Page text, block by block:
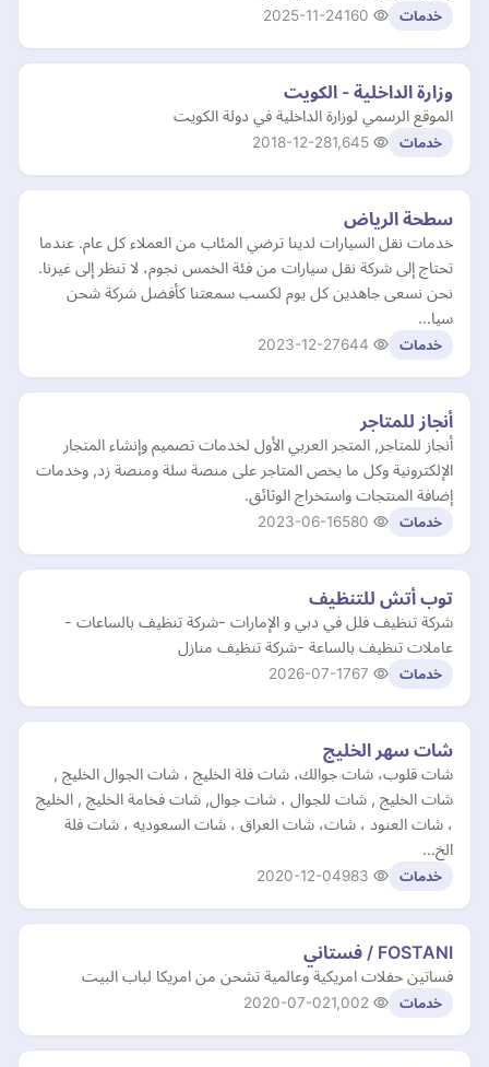
خدمات 2025-11-24
وزارة الداخلية - الكويت
الموقع الرسمي لوزارة الداخلية في دولة الكويت
خدمات 2018-12-28
سطحة الرياض
خدمات نقل السيارات لدينا ترضي المئاب من العملاء كل عام. عندما
تحتاج إلى شركة نقل سيارات من فئة الخمس نجوم، لا تنظر إلى غيرنا.
نحن نسعى جاهدين كل يوم لكسب سمعتنا كأفضل شركة شحن
سيا…
خدمات 2023-12-27
أنجاز للمتاجر
أنجاز للمتاجر, المتجر العربي الأول لخدمات تصميم وإنشاء المتجار
الإلكترونية وكل ما يخص المتاجر على منصة سلة ومنصة زد, وخدمات
إضافة المنتجات واستخراج الوثائق.
خدمات 2023-06-16
توب أتش للتنظيف
شركة تنظيف فلل في دبي و الإمارات -شركة تنظيف بالساعات -
عاملات تنظيف بالساعة -شركة تنظيف منازل
خدمات 2026-07-17
شات سهر الخليج
شات قلوب، شات جوالك، شات فلة الخليج ، شات الجوال الخليج ,
شات الخليج , شات للجوال ، شات جوال, شات فخامة الخليج , الخليج
، شات العنود ، شات، شات العراق ، شات السعوديه ، شات فلة
الخ…
خدمات 2020-12-04
FOSTANI / فستاني
فساتين حفلات امريكية وعالمية تشحن من امريكا لباب البيت
خدمات 2020-07-02